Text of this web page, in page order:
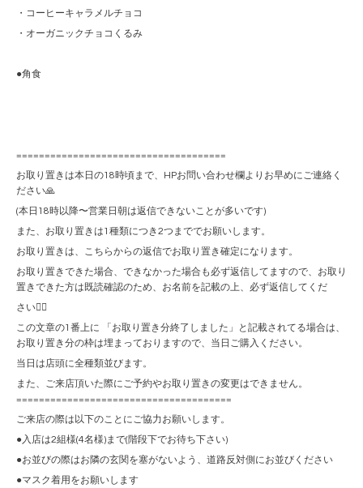
・コーヒーキャラメルチョコ
・オーガニックチョコくるみ
●角食
=====================================
お取り置きは本日の18時頃まで、HPお問い合わせ欄よりお早めにご連絡く
ださい🙏
(本日18時以降〜営業日朝は返信できないことが多いです)
また、お取り置きは1種類につき2つまででお願いします。
お取り置きは、こちらからの返信でお取り置き確定になります。
お取り置きできた場合、できなかった場合も必ず返信してますので、お取り
置きできた方は既読確認のため、お名前を記載の上、必ず返信してくだ
さい🙇‍♀️
この文章の1番上に 「お取り置き分終了しました」と記載されてる場合は、
お取り置き分の枠は埋まっておりますので、当日ご購入ください。
当日は店頭に全種類並びます。
また、ご来店頂いた際にご予約やお取り置きの変更はできません。
======================================
ご来店の際は以下のことにご協力お願いします。
●入店は2組様(4名様)まで(階段下でお待ち下さい)
●お並びの際はお隣の玄関を塞がないよう、道路反対側にお並びください
●マスク着用をお願いします